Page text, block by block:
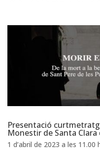
Presentació
Monestir de Santa
1 d’abril de 2023 a les